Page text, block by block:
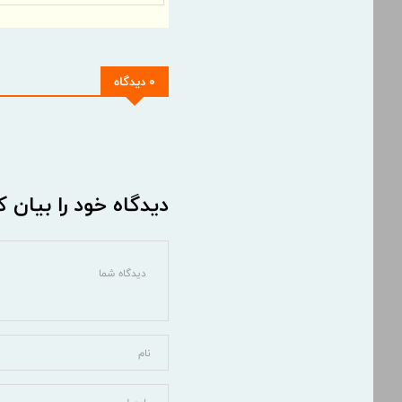
0 دیدگاه
دیدگاه خود را بیان